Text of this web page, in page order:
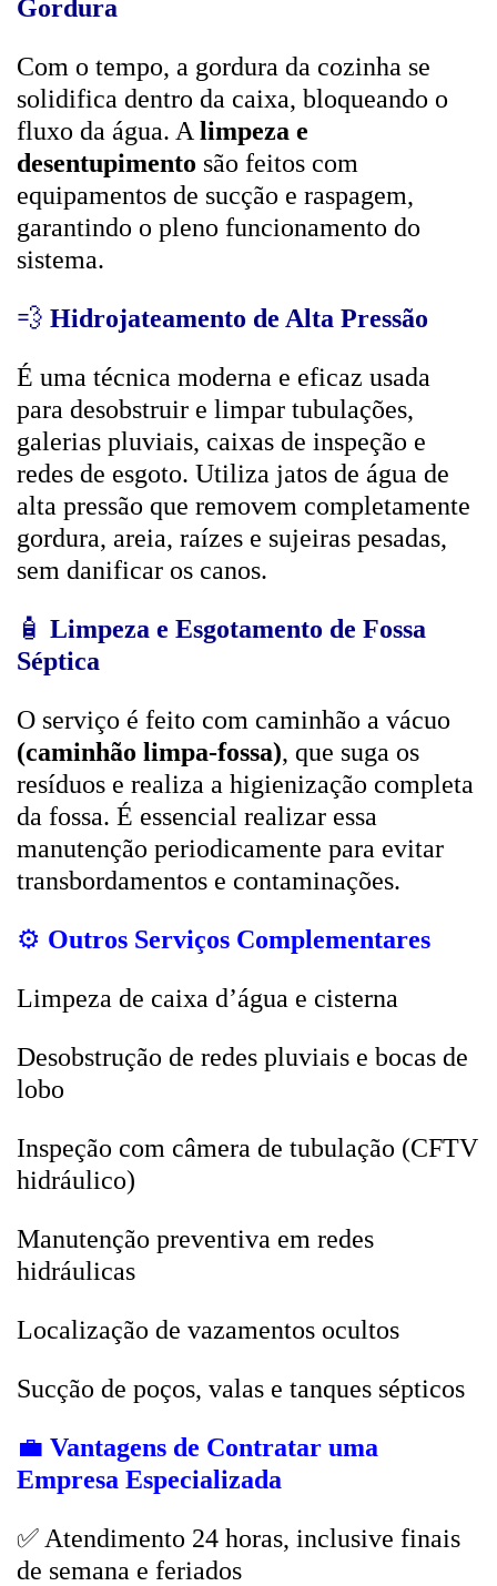
Gordura
Com o tempo, a gordura da cozinha se
solidifica dentro da caixa, bloqueando o
fluxo da água. A limpeza e
desentupimento são feitos com
equipamentos de sucção e raspagem,
garantindo o pleno funcionamento do
sistema.
💨 Hidrojateamento de Alta Pressão
É uma técnica moderna e eficaz usada
para desobstruir e limpar tubulações,
galerias pluviais, caixas de inspeção e
redes de esgoto. Utiliza jatos de água de
alta pressão que removem completamente
gordura, areia, raízes e sujeiras pesadas,
sem danificar os canos.
🧴 Limpeza e Esgotamento de Fossa
Séptica
O serviço é feito com caminhão a vácuo
(caminhão limpa-fossa), que suga os
resíduos e realiza a higienização completa
da fossa. É essencial realizar essa
manutenção periodicamente para evitar
transbordamentos e contaminações.
⚙️ Outros Serviços Complementares
Limpeza de caixa d’água e cisterna
Desobstrução de redes pluviais e bocas de
lobo
Inspeção com câmera de tubulação (CFTV
hidráulico)
Manutenção preventiva em redes
hidráulicas
Localização de vazamentos ocultos
Sucção de poços, valas e tanques sépticos
💼 Vantagens de Contratar uma
Empresa Especializada
✅ Atendimento 24 horas, inclusive finais
de semana e feriados